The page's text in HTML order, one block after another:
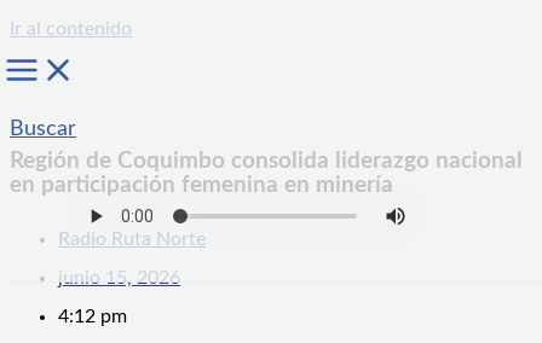
Ir al contenido
Buscar
Región de Coquimbo consolida liderazgo nacional
en participación femenina en minería
Radio Ruta Norte
junio 15, 2026
4:12 pm